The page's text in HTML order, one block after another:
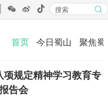
首页 今日蜀山 聚焦蜀
项规定精神学习教育专
告会